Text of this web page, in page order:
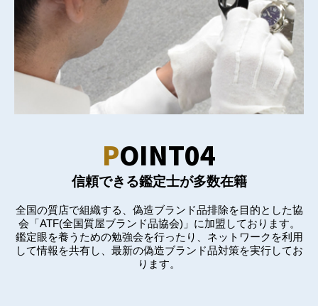
POINT04
信頼できる鑑定士が多数在籍
全国の質店で組織する、偽造ブランド品排除を目的とした協
会「ATF(全国質屋ブランド品協会)」に加盟しております。
鑑定眼を養うための勉強会を行ったり、ネットワークを利用
して情報を共有し、最新の偽造ブランド品対策を実行してお
ります。